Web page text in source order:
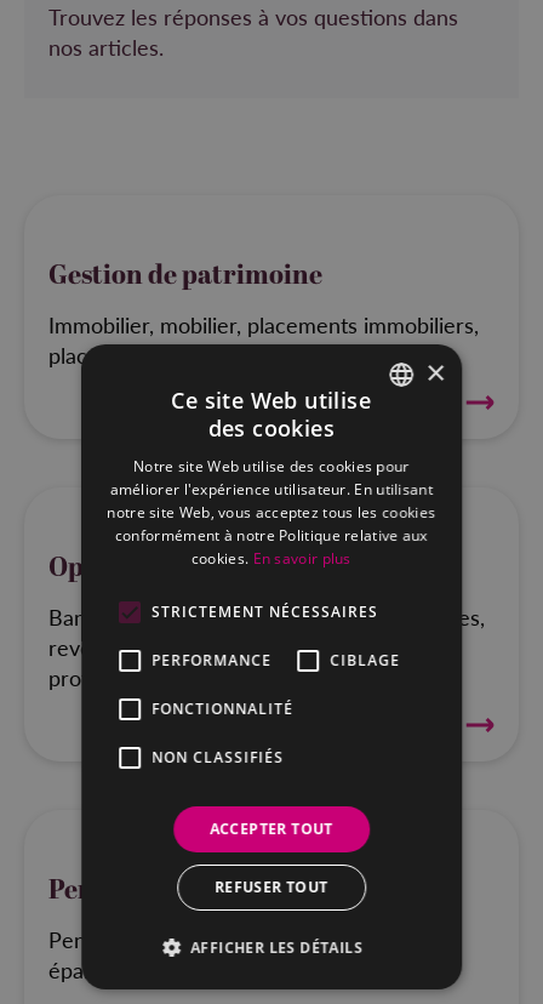
Trouvez les réponses à vos questions dans
nos articles.
Gestion de patrimoine
Immobilier, mobilier, placements immobiliers,
placement mobiliers...
TOUT SAVOIR
Optimisation fiscale
Banque, assurances, TVA, précomptes, taxes,
revenus du patrimoine, revenus
professionnels...
Pension
Pension légale, pensions complémentaires,
épargnes, assurances...
DUTCH
×
Ce site Web utilise
des cookies
Notre site Web utilise des cookies pour
améliorer l'expérience utilisateur. En utilisant
notre site Web, vous acceptez tous les cookies
conformément à notre Politique relative aux
cookies. En savoir plus
STRICTEMENT NÉCESSAIRES
PERFORMANCE CIBLAGE
FONCTIONNALITÉ
NON CLASSIFIÉS
ACCEPTER TOUT
REFUSER TOUT
AFFICHER LES DÉTAILS